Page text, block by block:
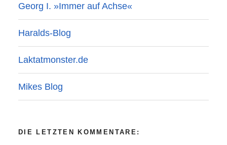
Georg I. »Immer auf Achse«
Haralds-Blog
Laktatmonster.de
Mikes Blog
DIE LETZTEN KOMMENTARE: